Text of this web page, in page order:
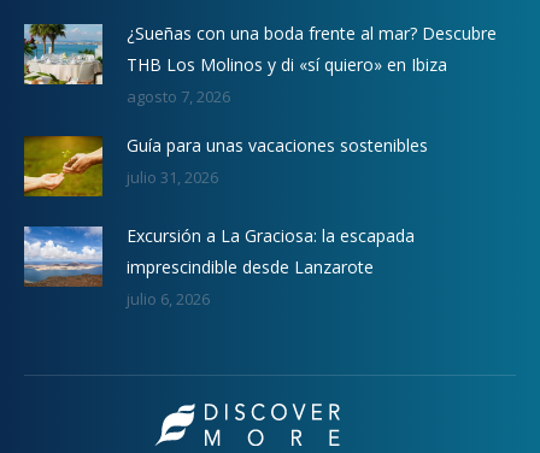
¿Sueñas con una boda frente al mar? Descubre
THB Los Molinos y di «sí quiero» en Ibiza
agosto 7, 2026
Guía para unas vacaciones sostenibles
julio 31, 2026
Excursión a La Graciosa: la escapada
imprescindible desde Lanzarote
julio 6, 2026